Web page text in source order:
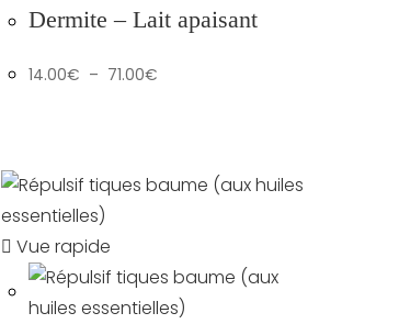
Dermite – Lait apaisant
14.00€ – 71.00€
Vue rapide